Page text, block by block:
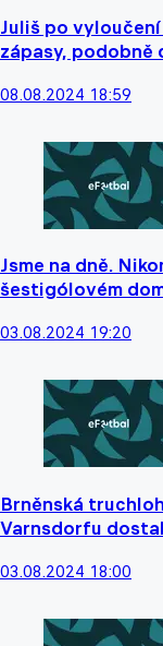
Juliš po
zápasy,
08.08.2024 18:59
Jsme na dně.
šestigólovém
03.08.2024 19:20
Brněnská
Varnsdorfu
03.08.2024 18:00